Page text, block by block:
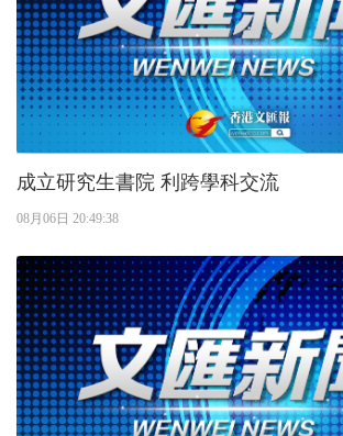
成立研究生書院 利跨學科交流
08月06日 20:49:38